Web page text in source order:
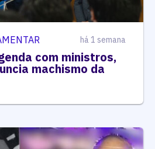
há 1 semana
com ministros,
machismo da